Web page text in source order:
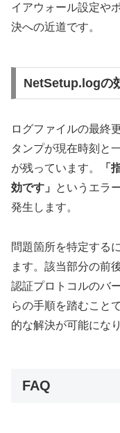
イアウォール設定や
決への近道です。
NetSetup.logの
ログファイルの最終
タンプが現在時刻と
が残っています。
「
効です」
というエラ
発生します。
問題箇所を特定する
ます。該当部分の前
認証プロトコルのバ
らの手順を踏むこと
的な解決が可能にな
FAQ